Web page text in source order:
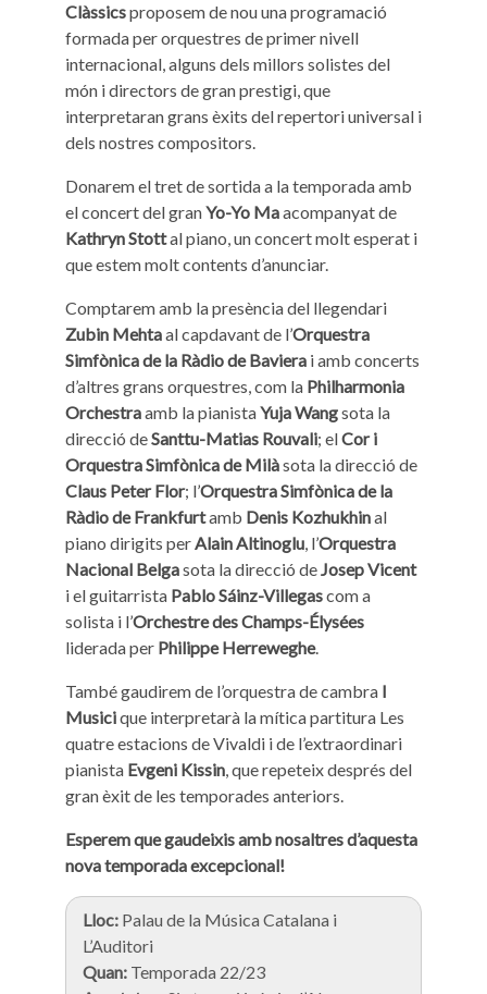
Clàssicsproposem de nou una programació
formada per orquestres de primer nivell
internacional, alguns dels millors solistes del
món i directors de gran prestigi, que
interpretaran grans èxits del repertori universal i
dels nostres compositors.
Donarem el tret de sortida a la temporada amb
el concert del granYo-Yo Maacompanyat de
Kathryn Stottal piano, un concert molt esperat i
que estem molt contents d’anunciar.
Comptarem amb la presència del llegendari
Zubin Mehtaal capdavant de l’Orquestra
Simfònica de la Ràdio de Baviera i amb concerts
d’altres grans orquestres, com la Philharmonia
Orchestraamb la pianistaYuja Wangsota la
direcció deSanttu-Matias Rouvali; elCor i
Orquestra Simfònica de Milàsota la direcció de
Claus Peter Flor; l’Orquestra Simfònica de la
Ràdio de Frankfurtamb Denis Kozhukhinal
piano dirigits perAlain Altinoglu, l’Orquestra
Nacional Belgasota la direcció deJosep Vicent
i el guitarrista Pablo Sáinz-Villegascom a
solista i l’Orchestre des Champs-Élysées
liderada per Philippe Herreweghe.
També gaudirem de l’orquestra de cambra I
Musicique interpretarà la mítica partitura Les
quatre estacions de Vivaldi i de l’extraordinari
pianista Evgeni Kissin, que repeteix després del
gran èxit de les temporades anteriors.
Esperem que gaudeixis amb nosaltres d’aquesta
nova temporada excepcional!
Lloc: Palau de la Música Catalana i
L’Auditori
Quan: Temporada 22/23